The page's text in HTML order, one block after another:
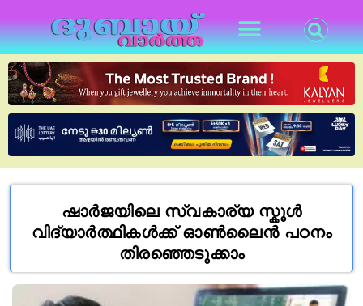
ഷാർജയിലെ സ്വകാര്യ സ്കൂൾ
വിദ്യാർത്ഥികൾക്ക് ഓൺലൈൻ പഠനം
തിരഞ്ഞെടുക്കാം